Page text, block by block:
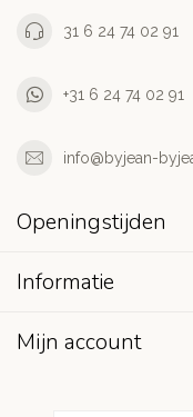
31 6 24 74 02 91
+31 6 24 74 02 91
info@byjean-
Openingstijden
Informatie
Mijn account